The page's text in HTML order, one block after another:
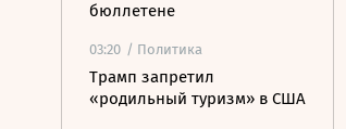
бюллетене
03:20 / Политика
Трамп запретил
«родильный туризм» в США